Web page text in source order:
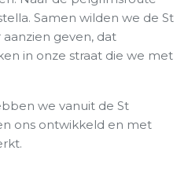
Samen wilden we de St
geven, dat
in onze straat die we met
we vanuit de St
ons ontwikkeld en met